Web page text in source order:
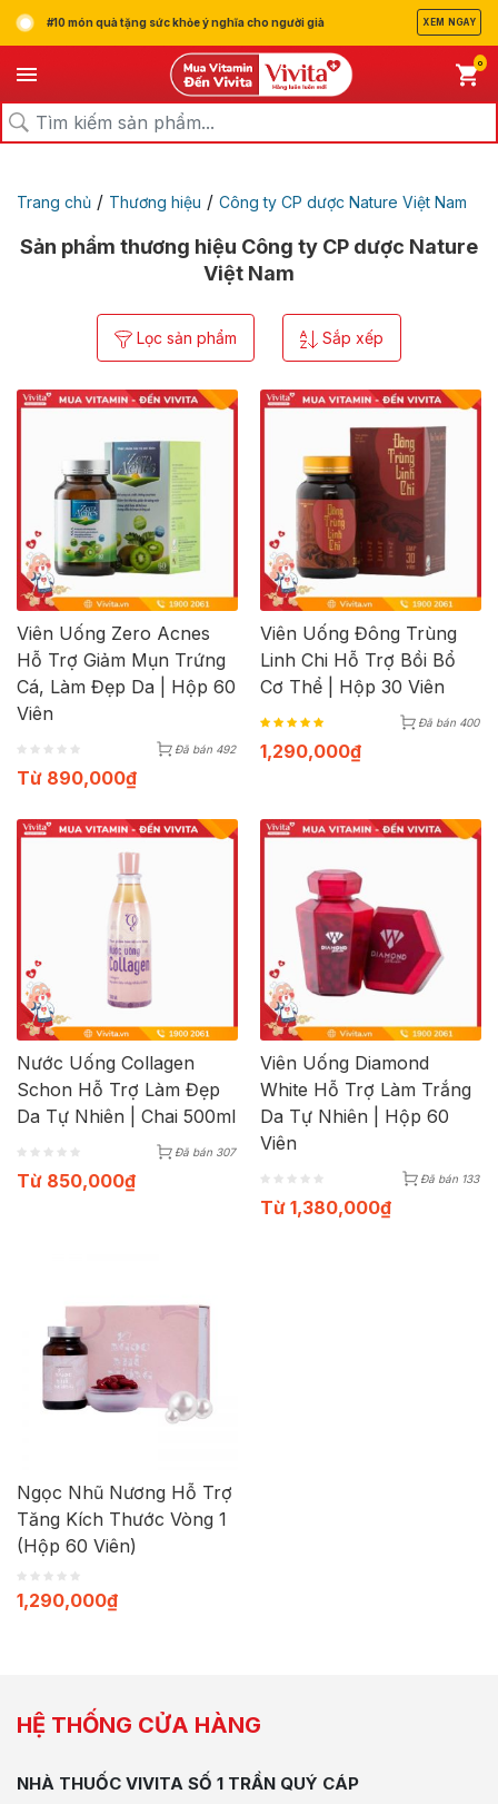
#10 món quà tặng sức khỏe ý nghĩa cho người già XEM NGAY
0
Trang chủ / Thương hiệu / Công ty CP dược Nature Việt Nam
Sản phẩm thương hiệu Công ty CP dược Nature
Việt Nam
Lọc sản phẩm Sắp xếp
Viên Uống Zero Acnes
Hỗ Trợ Giảm Mụn Trứng
Cá, Làm Đẹp Da | Hộp 60
Viên
Đã bán 492
Từ 890,000₫
Viên Uống Đông Trùng
Linh Chi Hỗ Trợ Bồi Bổ
Cơ Thể | Hộp 30 Viên
Đã bán 400
1,290,000₫
Nước Uống Collagen
Schon Hỗ Trợ Làm Đẹp
Da Tự Nhiên | Chai 500ml
Đã bán 307
Từ 850,000₫
Viên Uống Diamond
White Hỗ Trợ Làm Trắng
Da Tự Nhiên | Hộp 60
Viên
Đã bán 133
Từ 1,380,000₫
Ngọc Nhũ Nương Hỗ Trợ
Tăng Kích Thước Vòng 1
(Hộp 60 Viên)
1,290,000₫
HỆ THỐNG CỬA HÀNG
NHÀ THUỐC VIVITA SỐ 1 TRẦN QUÝ CÁP